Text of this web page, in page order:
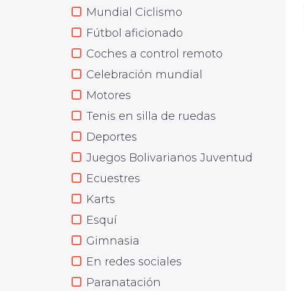
Mundial Ciclismo
Fútbol aficionado
Coches a control remoto
Celebración mundial
Motores
Tenis en silla de ruedas
Deportes
Juegos Bolivarianos Juventud
Ecuestres
Karts
Esquí
Gimnasia
En redes sociales
Paranatación